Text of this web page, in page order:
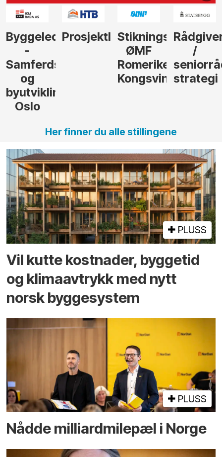
ProsjektlederStikningsingeniør
Kongsvinger
Rådgiver
/
seniorrådgiver
strategi
til
i Gulen
Her finner du alle stillingene
PLUSS
Vil kutte kostnader, byggetid
og klima­avtrykk med nytt
norsk bygge­system
PLUSS
Nådde milliard­­milepæl i Norge